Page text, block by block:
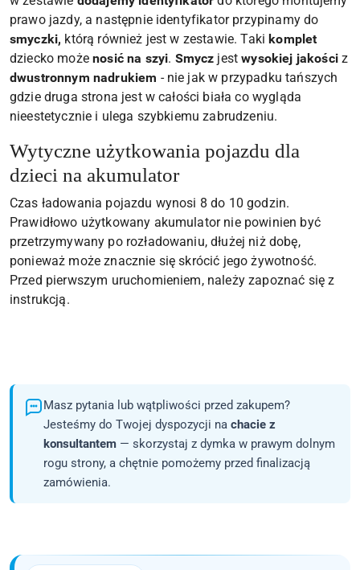
prawo jazdy, a następnie identyfikator przypinamy do
smyczki, którą również jest w zestawie. Takikomplet
dziecko możenosić na szyi. Smycz jestwysokiej jakościz
dwustronnym nadrukiem - nie jak w przypadku tańszych
gdzie druga strona jest w całości biała co wygląda
nieestetycznie i ulega szybkiemu zabrudzeniu.
Wytyczne użytkowania pojazdu dla
dzieci na akumulator
Czas ładowania pojazdu wynosi 8 do 10 godzin.
Prawidłowo użytkowany akumulator nie powinien być
przetrzymywany po rozładowaniu, dłużej niż dobę,
ponieważ może znacznie się skrócić jego żywotność.
Przed pierwszym uruchomieniem, należy zapoznać się z
instrukcją.
Masz pytania lub wątpliwości przed zakupem?
Jesteśmy do Twojej dyspozycji na chacie z
konsultantem — skorzystaj z dymka w prawym dolnym
rogu strony, a chętnie pomożemy przed finalizacją
zamówienia.